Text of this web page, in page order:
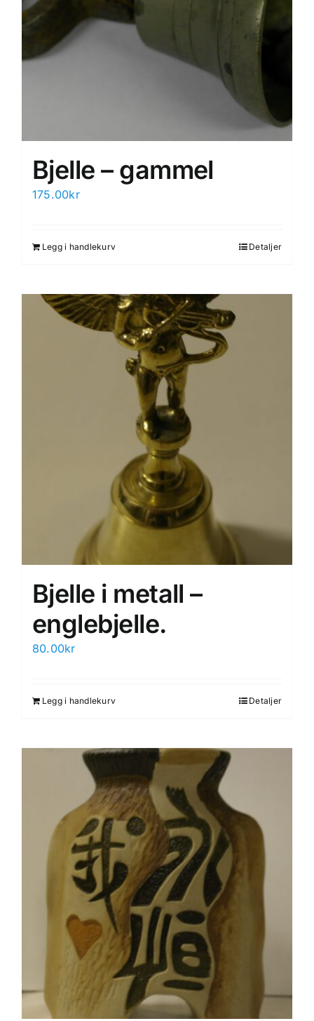
Bjelle – gammel
175.00kr
Legg i handlekurv Detaljer
Bjelle i metall –
englebjelle.
80.00kr
Legg i handlekurv Detaljer